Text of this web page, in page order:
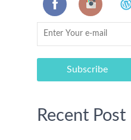
Recent Post